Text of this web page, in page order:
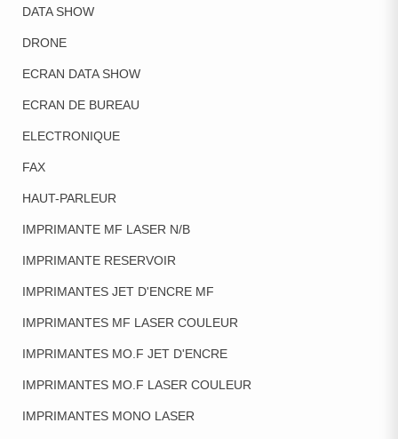
DATA SHOW
DRONE
ECRAN DATA SHOW
ECRAN DE BUREAU
ELECTRONIQUE
FAX
HAUT-PARLEUR
IMPRIMANTE MF LASER N/B
IMPRIMANTE RESERVOIR
IMPRIMANTES JET D'ENCRE MF
IMPRIMANTES MF LASER COULEUR
IMPRIMANTES MO.F JET D'ENCRE
IMPRIMANTES MO.F LASER COULEUR
IMPRIMANTES MONO LASER